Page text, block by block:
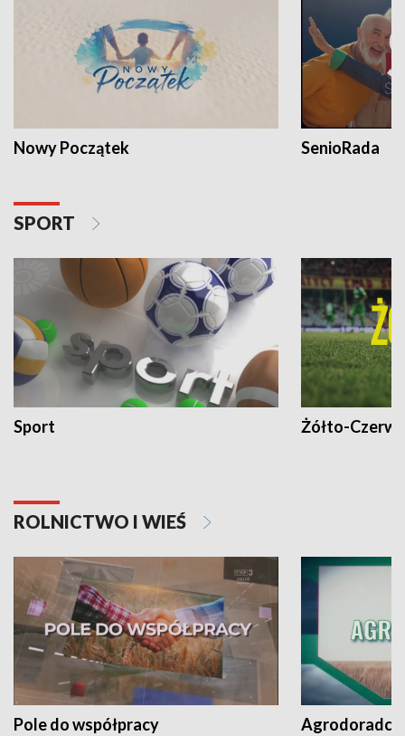
Nowy Początek SenioRada
SPORT
Sport Żółto-
ROLNICTWO I WIEŚ
Pole do współpracy Agrodoradcy